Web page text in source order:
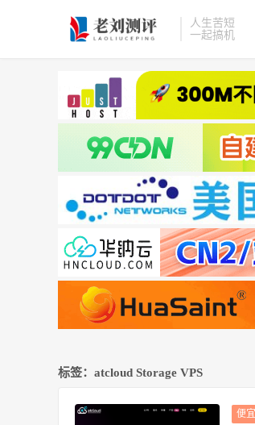
人生苦短
一起搞机
标签：atcloud Storage VPS
便